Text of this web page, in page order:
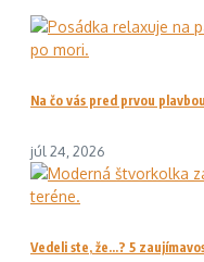
Na čo vás pred prvou
júl 24, 2026
Vedeli ste, že…? 5